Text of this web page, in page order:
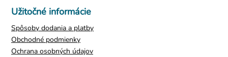
Užitočné informácie
Spôsoby dodania a platby
Obchodné podmienky
Ochrana osobných údajov